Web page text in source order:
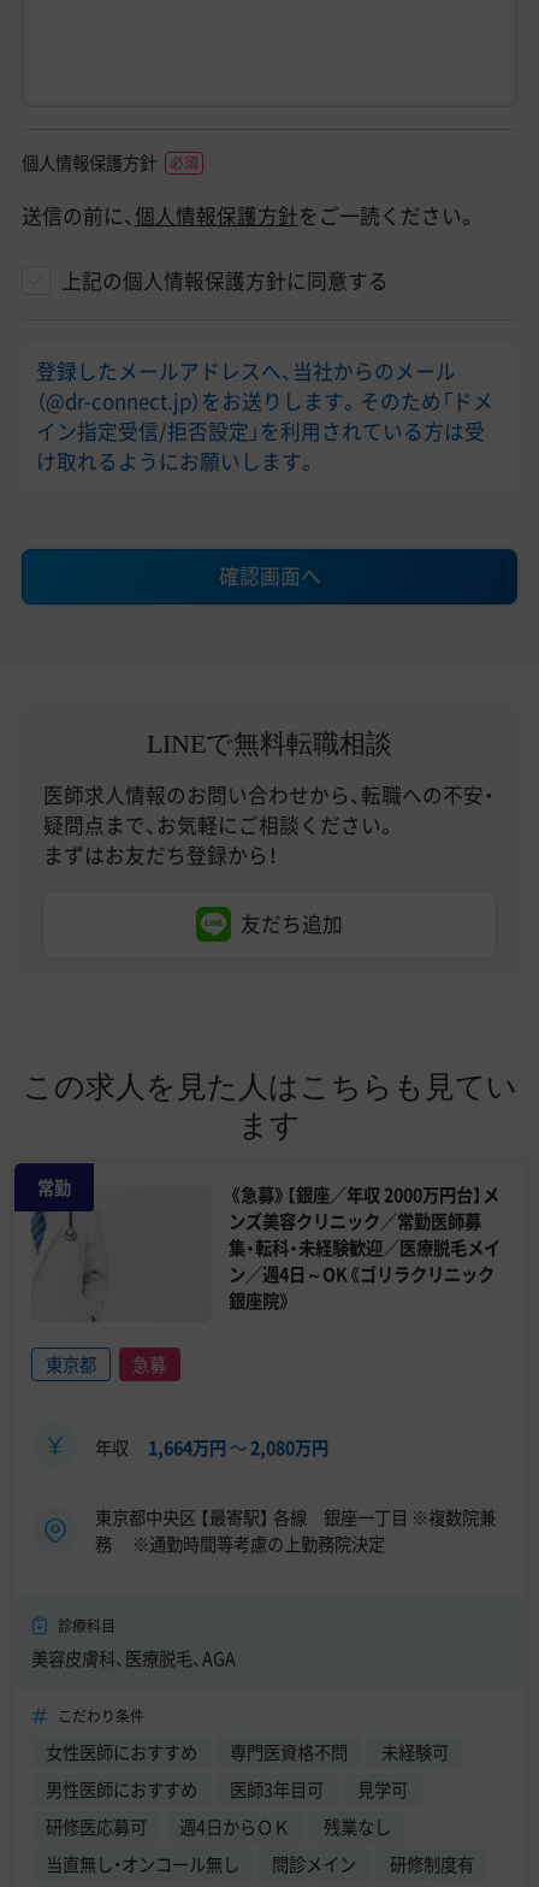
個人情報保護方針
送信の前に、 個人情報保護方針をご一読ください。
上記の個人情報保護方針に同意する
登録したメールアドレスへ、当社からのメール
（@dr-connect.jp）をお送りします。そのため「ドメ
イン指定受信/拒否設定」を利用されている方は受
け取れるようにお願いします。
確認画面へ
LINEで無料転職相談
医師求人情報のお問い合わせから、転職への不安・
疑問点まで、お気軽にご相談ください。
まずはお友だち登録から！
友だち追加
この求人を見た人はこちらも見てい
ます
常勤
《急募》【銀座／年収 2000万円台】メ
ンズ美容クリニック／常勤医師募
集・転科・未経験歓迎／医療脱毛メイ
ン／週4日～OK《ゴリラクリニック
銀座院》
東京都 急募
年収 1,664万円 〜2,080万円
東京都中央区 【最寄駅】 各線 銀座一丁目 ※複数院兼
務 ※通勤時間等考慮の上勤務院決定
診療科目
美容皮膚科、医療脱毛、AGA
こだわり条件
女性医師におすすめ 専門医資格不問
未経験可
男性医師におすすめ
医師3年目可
見学可
研修医応募可
週4日からＯＫ
残業なし
当直無し・オンコール無し
問診メイン
研修制度有